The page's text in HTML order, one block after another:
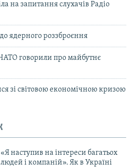
на запитання слухачів Радіо
ядерного роззброєння
говорили про майбутнє
зі світовою економічною кризою
«Я наступив на інтереси багатьох
людей і компаній». Як в Україні